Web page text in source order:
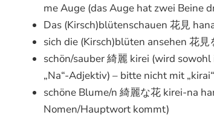
me Auge (das Auge hat zwei Beine
Das (Kirsch)blütenschauen 花見
sich die (Kirsch)blüten ansehen 花
schön/sauber 綺麗 kirei (wird
„Na“-Adjektiv) – bitte nicht mit
schöne Blume/n 綺麗な花 kirei-na
Nomen/Hauptwort kommt)